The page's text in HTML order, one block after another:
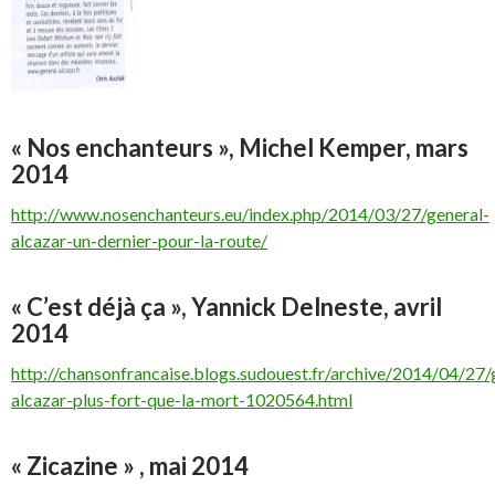
« Nos enchanteurs », Michel Kemper, mars
2014
http://www.nosenchanteurs.eu/index.php/2014/03/27/general-
alcazar-un-dernier-pour-la-route/
« C’est déjà ça », Yannick Delneste, avril
2014
http://chansonfrancaise.blogs.sudouest.fr/archive/2014/04/27/
alcazar-plus-fort-que-la-mort-1020564.html
« Zicazine » , mai 2014